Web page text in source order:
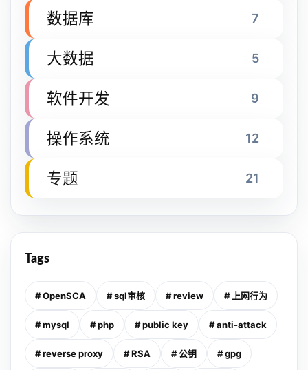
数据库 7
大数据 5
软件开发 9
操作系统 12
专题 21
Tags
# OpenSCA # sql审核 # review # 上网行为
# mysql # php # public key # anti-attack
# reverse proxy # RSA # 公钥 # gpg